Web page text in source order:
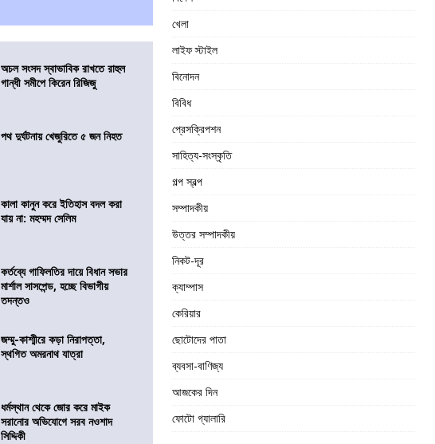
অচল সংসদ স্বাভাবিক রাখতে রাহুল
গান্ধী সমীপে কিরেন রিজিজু
পথ দুর্ঘটনায় খেজুরিতে ৫ জন নিহত
কালা কানুন করে ইতিহাস বদল করা
যায় না: মহম্মদ সেলিম
কর্তব্যে গাফিলতির দায়ে বিধান সভার
মার্শাল সাসপেন্ড, হচ্ছে বিভাগীয়
তদন্তও
জম্মু-কাশ্মীরে কড়া নিরাপত্তা,
স্থগিত অমরনাথ যাত্রা
ধর্মস্থান থেকে জোর করে মাইক
সরানোর অভিযোগে সরব নওশাদ
সিদ্দিকী
খেলা
লাইফ স্টাইল
বিনোদন
বিবিধ
প্রেসক্রিপশন
সাহিত্য-সংস্কৃতি
গল্প স্বল্প
সম্পাদকীয়
উত্তর সম্পাদকীয়
নিকট-দূর
ক্যাম্পাস
কেরিয়ার
ছোটোদের পাতা
ব্যবসা-বাণিজ্য
আজকের দিন
ফোটো গ্যালারি